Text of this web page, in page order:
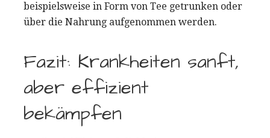
beispielsweise in Form von Tee getrunken oder
über die Nahrung aufgenommen werden.
Fazit: Krankheiten sanft,
aber effizient
bekämpfen